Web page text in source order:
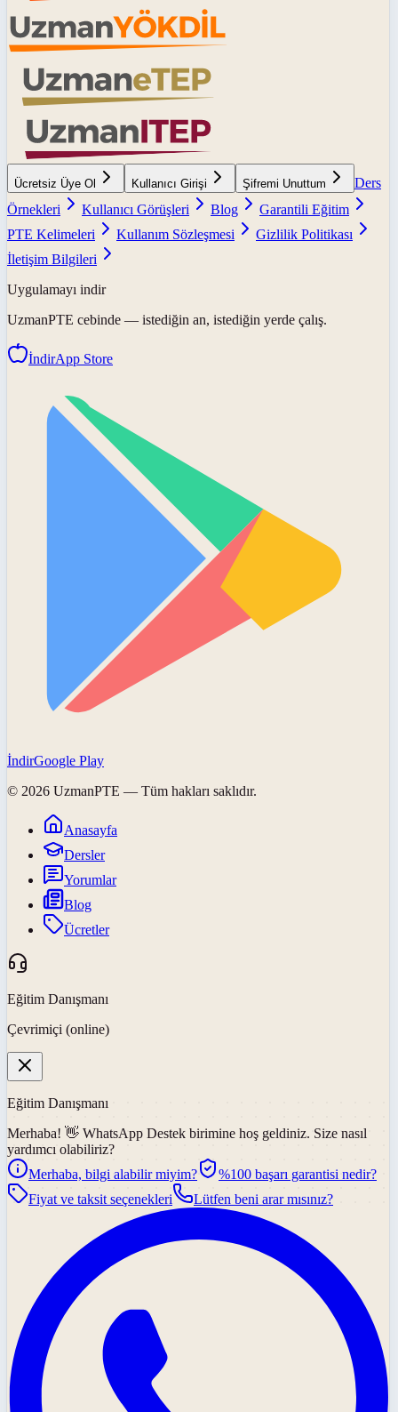
Ücretsiz Üye Ol Kullanıcı Girişi Şifremi Unuttum
Ders
Örnekleri
Kullanıcı Görüşleri Blog
Garantili Eğitim
PTE Kelimeleri
Kullanım Sözleşmesi
Gizlilik Politikası
İletişim Bilgileri
Uygulamayı indir
UzmanPTE cebinde — istediğin an, istediğin yerde çalış.
İndirApp Store
İndirGoogle Play
© 2026 UzmanPTE — Tüm hakları saklıdır.
Anasayfa
Dersler
Yorumlar
Blog
Ücretler
Eğitim Danışmanı
Çevrimiçi (online)
Eğitim Danışmanı
Merhaba! 👋 WhatsApp Destek birimine hoş geldiniz. Size nasıl
yardımcı olabiliriz?
Merhaba, bilgi alabilir miyim?
%100 başarı garantisi nedir?
Fiyat ve taksit seçenekleri
Lütfen beni arar mısınız?